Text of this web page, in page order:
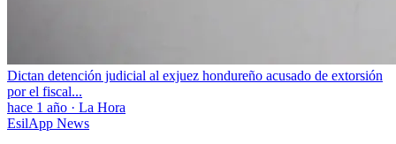
Dictan detención judicial al exjuez hondureño acusado de extorsión
por el fiscal...
hace 1 año · La Hora
EsilApp News